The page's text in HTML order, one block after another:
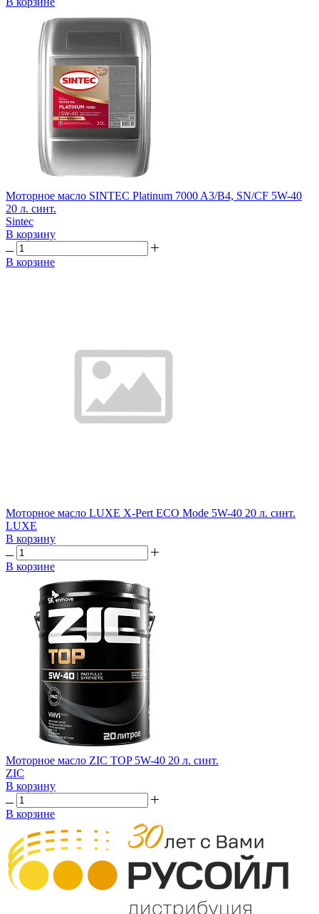
Моторное масло SINTEC Platinum 7000 A3/B4, SN/CF 5W-40
20 л. синт.
Sintec
В корзину
В корзине
Моторное масло LUXE X-Pert ECO Mode 5W-40 20 л. синт.
LUXE
В корзину
В корзине
Моторное масло ZIC TOP 5W-40 20 л. синт.
ZIC
В корзину
В корзине